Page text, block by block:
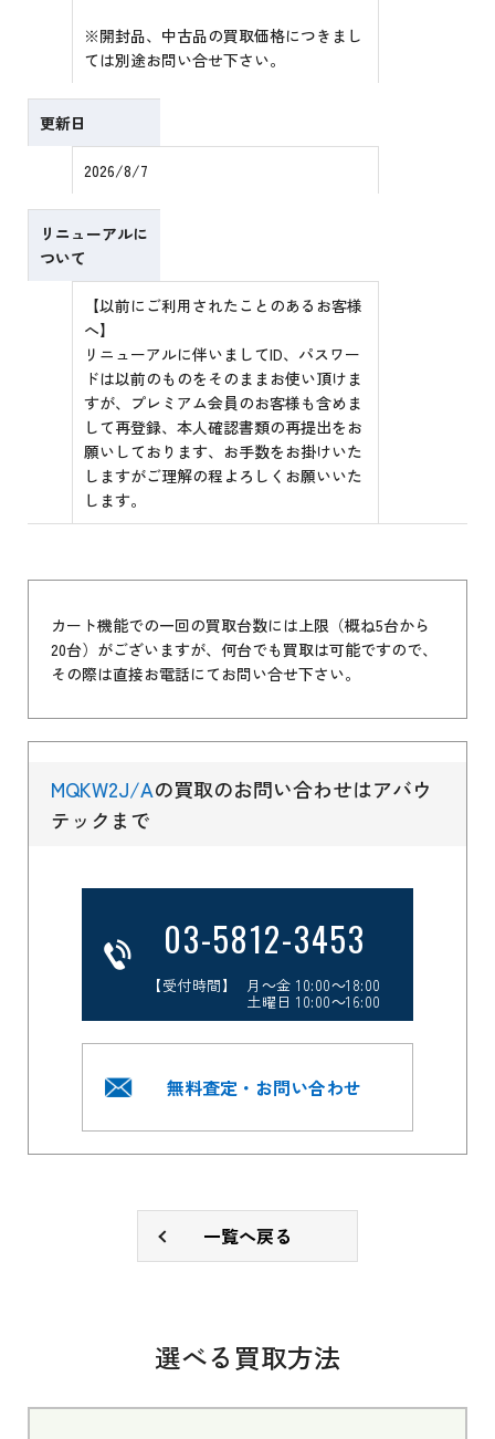
※開封品、中古品の買取価格につきまし
ては別途お問い合せ下さい。
更新日
2026/8/7
リニューアルに
ついて
【以前にご利用されたことのあるお客様
へ】
リニューアルに伴いましてID、パスワー
ドは以前のものをそのままお使い頂けま
すが、プレミアム会員のお客様も含めま
して再登録、本人確認書類の再提出をお
願いしております、お手数をお掛けいた
しますがご理解の程よろしくお願いいた
します。
カート機能での一回の買取台数には上限（概ね5台から
20台）がございますが、何台でも買取は可能ですので、
その際は直接お電話にてお問い合せ下さい。
MQKW2J/Aの買取のお問い合わせはアバウ
テックまで
03-5812-3453
【受付時間】 月～金 10:00～18:00
土曜日 10:00～16:00
無料査定・お問い合わせ
一覧へ戻る
選べる買取方法